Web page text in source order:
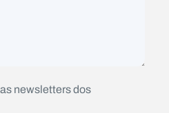
newsletters dos